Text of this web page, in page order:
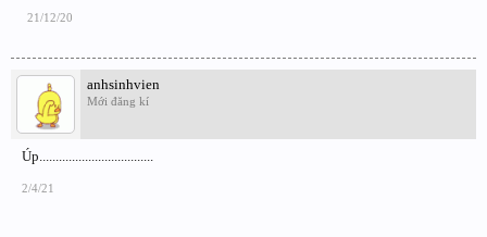
21/12/20
anhsinhvien
Mới đăng kí
Úp...................................
2/4/21